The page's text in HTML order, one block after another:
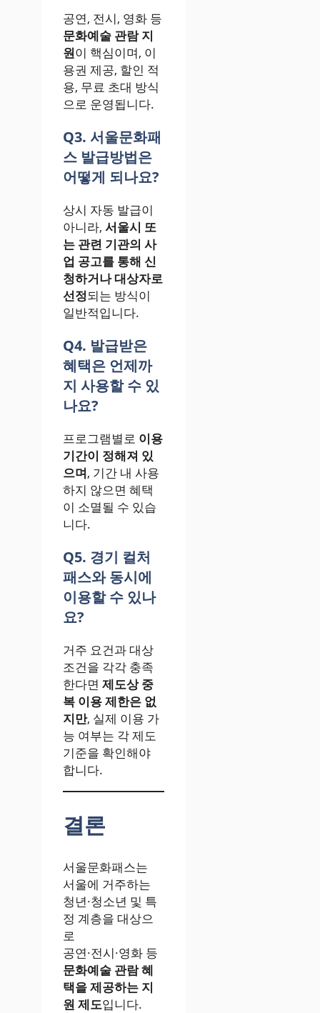
공연, 전시, 영화 등
문화예술 관람 지
원이 핵심이며, 이
용권 제공, 할인 적
용, 무료 초대 방식
으로 운영됩니다.
Q3. 서울문화패
스 발급방법은
어떻게 되나요?
상시 자동 발급이
아니라, 서울시 또
는 관련 기관의 사
업 공고를 통해 신
청하거나 대상자로
선정되는 방식이
일반적입니다.
Q4. 발급받은
혜택은 언제까
지 사용할 수 있
나요?
프로그램별로 이용
기간이 정해져 있
으며, 기간 내 사용
하지 않으면 혜택
이 소멸될 수 있습
니다.
Q5. 경기 컬처
패스와 동시에
이용할 수 있나
요?
거주 요건과 대상
조건을 각각 충족
한다면 제도상 중
복 이용 제한은 없
지만, 실제 이용 가
능 여부는 각 제도
기준을 확인해야
합니다.
결론
서울문화패스는
서울에 거주하는
청년·청소년 및 특
정 계층을 대상으
로
공연·전시·영화 등
문화예술 관람 혜
택을 제공하는 지
원 제도입니다.